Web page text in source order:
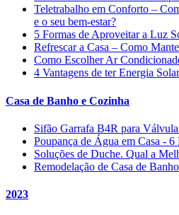
Teletrabalho em Conforto –
e o seu bem-estar?
5 Formas de Aproveitar a Luz
Refrescar a Casa – Como
Como Escolher Ar
4 Vantagens de ter Energia Solar
Casa de Banho e Cozinha
Sifão Garrafa B4R para
Poupança de Água em Casa - 6
Soluções de Duche. Qual a
Remodelação de Casa de
2023